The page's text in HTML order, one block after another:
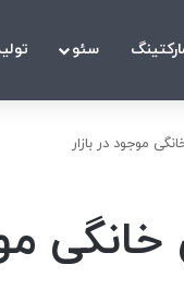
سئو
موجود در بازار